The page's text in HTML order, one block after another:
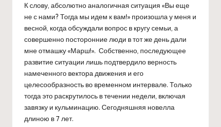
К слову, абсолютно аналогичная ситуация «Вы еще
не с нами? Тогда мы идем к вам!» произошла у меня и
весной, когда обсуждали вопрос в кругу семьи, а
совершенно посторонние люди в тот же день дали
мне отмашку «Марш!». Собственно, последующее
развитие ситуации лишь подтвердило верность
намеченного вектора движения и его
целесообразность во временном интервале. Только
тогда это раскрутилось в течении недели, включая
завязку и кульминацию. Сегодняшняя новелла
длиною в 7 лет.